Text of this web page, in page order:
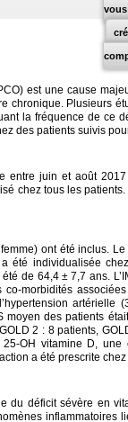
vous
est une cause
chronique. Plusieurs
la fréquence de ce
des patients suivis
entre juin et août
chez tous les
ont été inclus.
été individualisée
été de 64,4 ± 7,7 ans.
morbidités
artérielle
moyen des patients
2 : 8 patients,
OH vitamine D, une
a été prescrite
du déficit sévère en
inflammatoires